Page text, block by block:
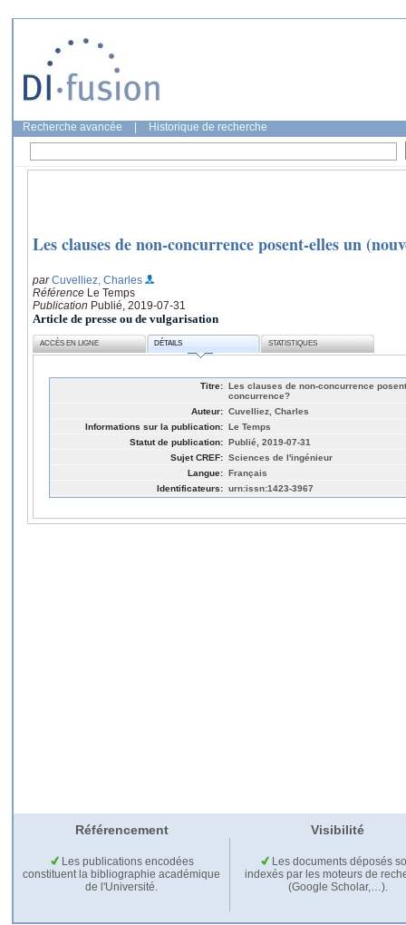
Recherche avancée Historique de recherche
Les clauses de non-concurrence posent-elles un
parCuvelliez, Charles
Référence Le Temps
Publication Publié, 2019-07-31
Article de presse ou de vulgarisation
ACCÈS EN LIGNE DÉTAILS STATISTIQUES
Titre: Les clauses de non-concurrence
concurrence?
Auteur: Cuvelliez, Charles
Informations sur la publication: Le Temps
Statut de publication: Publié, 2019-07-31
Sujet CREF: Sciences de l'ingénieur
Langue: Français
Identificateurs: urn:issn:1423-3967
Référencement Visibilité
Les publications encodées
constituent la bibliographie académique
de l'Université.
Les documents déposés
indexés par les moteurs de
(Google Scholar,…).